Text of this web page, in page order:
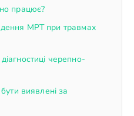
працює?
МРТ при травмах
черепно-
виявлені за